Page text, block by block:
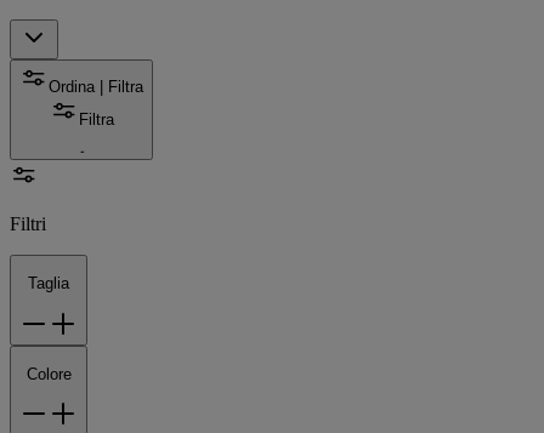
Ordina | Filtra
Filtra
Filtri
Taglia
Colore